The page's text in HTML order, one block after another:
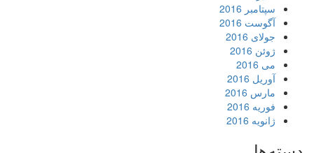
سپتامبر 2016
آگوست 2016
جولای 2016
ژوئن 2016
می 2016
آوریل 2016
مارس 2016
فوریه 2016
ژانویه 2016